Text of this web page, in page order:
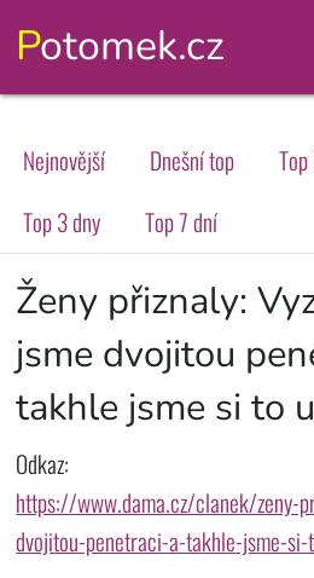
Potomek.cz
Nejnovější Dnešní top
Top 3 dny
Top 7 dní
Ženy přiznaly:
jsme dvojitou
takhle jsme si to
Odkaz:
https://www.dama.cz/clanek/zeny-
dvojitou-penetraci-a-takhle-jsme-